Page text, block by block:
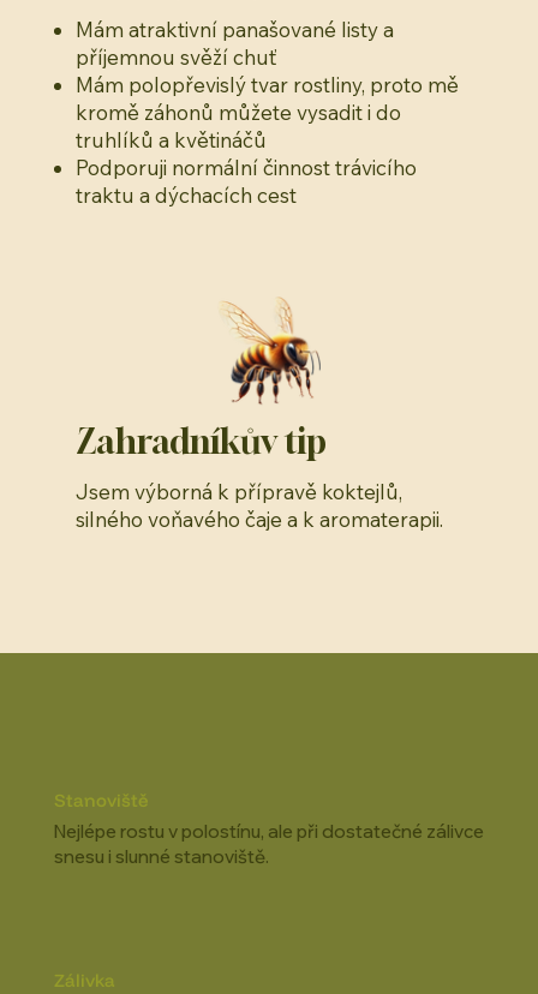
Mám atraktivní panašované listy a
příjemnou svěží chuť
Mám polopřevislý tvar rostliny, proto mě
kromě záhonů můžete vysadit i do
truhlíků a květináčů
Podporuji normální činnost trávicího
traktu a dýchacích cest
Zahradníkův tip
Jsem výborná k přípravě koktejlů,
silného voňavého čaje a k aromaterapii.
Stanoviště
Nejlépe rostu v polostínu, ale při dostatečné zálivce
snesu i slunné stanoviště.
Zálivka